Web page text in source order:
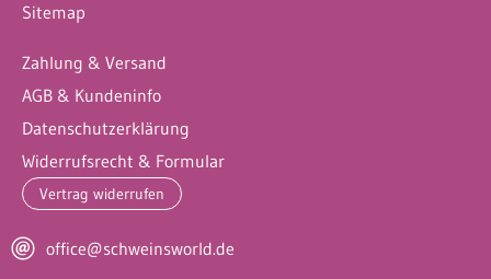
Sitemap
Zahlung & Versand
AGB & Kundeninfo
Datenschutzerklärung
Widerrufsrecht & Formular
Vertrag widerrufen
office@schweinsworld.de